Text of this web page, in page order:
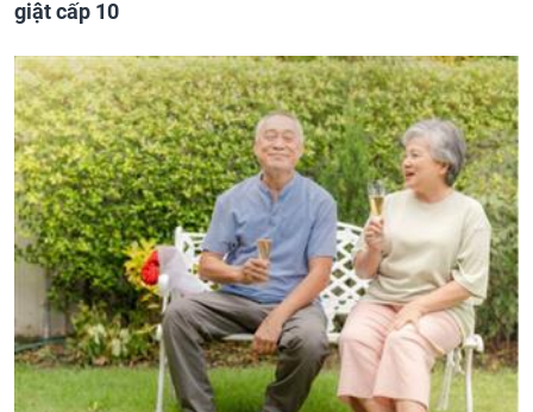
giật cấp 10